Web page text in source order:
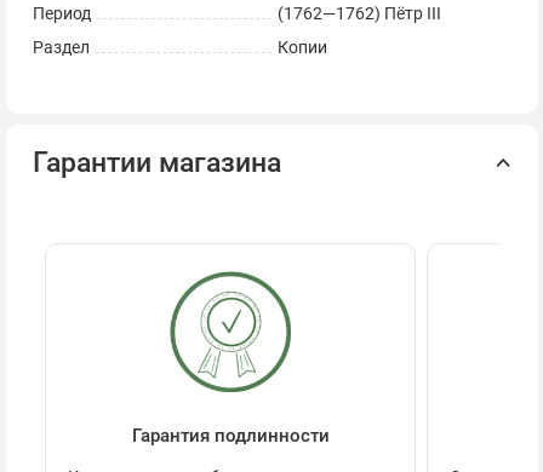
Период
(1762—1762) Пётр III
Раздел
Копии
Гарантии магазина
Гарантия подлинности